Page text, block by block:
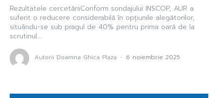
Rezultatele cercetăriiConform sondajului INSCOP, AUR a
suferit o reducere considerabilă în opțiunile alegătorilor,
situându-se sub pragul de 40% pentru prima oară de la
scrutinul...
Autorii Doamna Ghica Plaza - 6 noiembrie 2025